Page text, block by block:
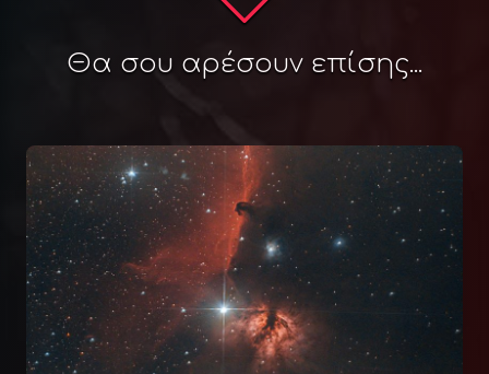
Θα σου αρέσουν επίσης...